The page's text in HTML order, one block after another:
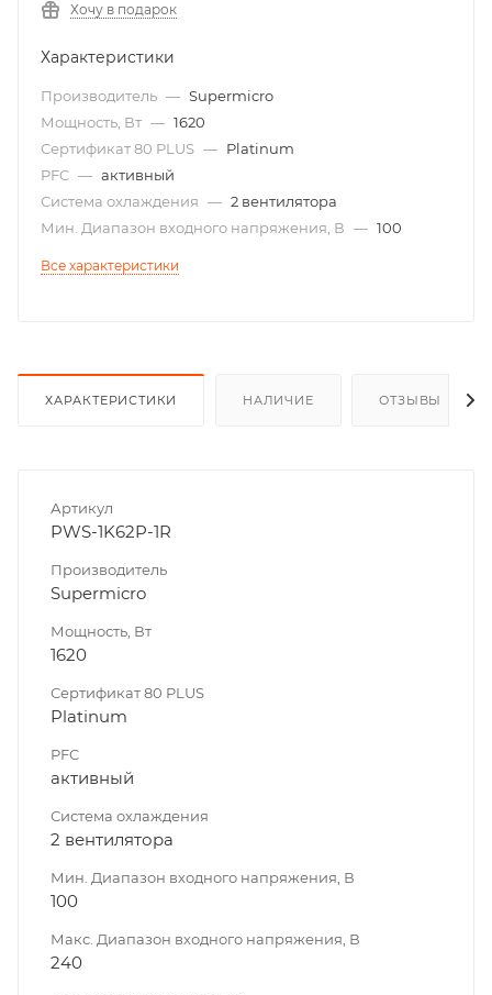
Хочу в подарок
Характеристики
Производитель — Supermicro
Мощность, Вт — 1620
Сертификат 80 PLUS — Platinum
PFC — активный
Система охлаждения — 2 вентилятора
Мин. Диапазон входного напряжения, В — 100
Все характеристики
ХАРАКТЕРИСТИКИ НАЛИЧИЕ ОТЗЫВЫ
Артикул
PWS-1K62P-1R
Производитель
Supermicro
Мощность, Вт
1620
Сертификат 80 PLUS
Platinum
PFC
активный
Система охлаждения
2 вентилятора
Мин. Диапазон входного напряжения, В
100
Макс. Диапазон входного напряжения, В
240